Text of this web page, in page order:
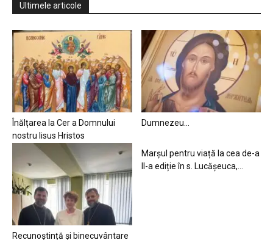
Ultimele articole
Înălțarea la Cer a Domnului
nostru Iisus Hristos
Dumnezeu…
Recunoștință și binecuvântare
Marșul pentru viață la cea de-a
II-a ediție în s. Lucășeuca,...